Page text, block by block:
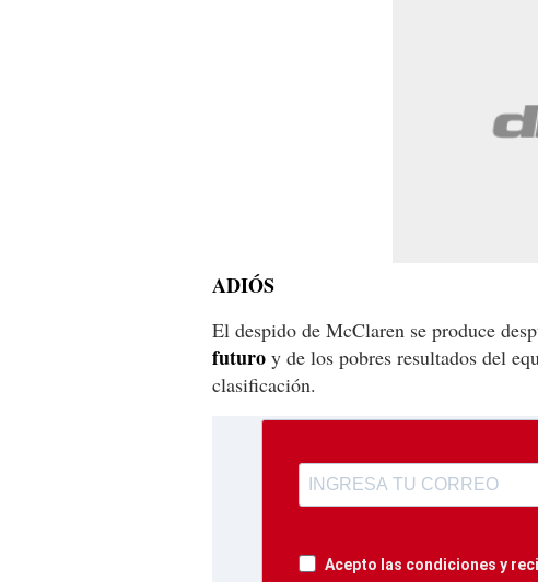
ADIÓS
El despido de McClaren se produce
futuro y de los pobres resultados del
clasificación.
Acepto las condiciones y